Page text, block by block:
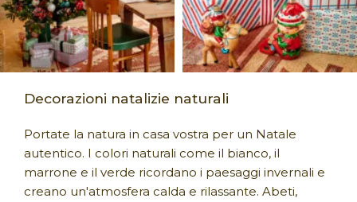
Decorazioni natalizie naturali
Portate la natura in casa vostra per un Natale
autentico. I colori naturali come il bianco, il
marrone e il verde ricordano i paesaggi invernali e
creano un'atmosfera calda e rilassante. Abeti,